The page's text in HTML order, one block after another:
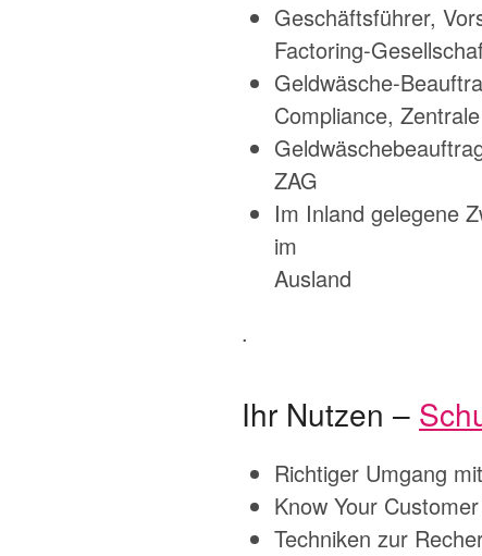
Geschäftsführer,
Factoring-
Geldwäsche-
Compliance,
ZAG
Im Inland gelegene
im
Ausland
.
Ihr Nutzen –
Richtiger Umgang
Know Your
Techniken zur